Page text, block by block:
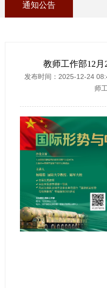
通知公告
教师工作部12
发布时间：2025-12-24
师